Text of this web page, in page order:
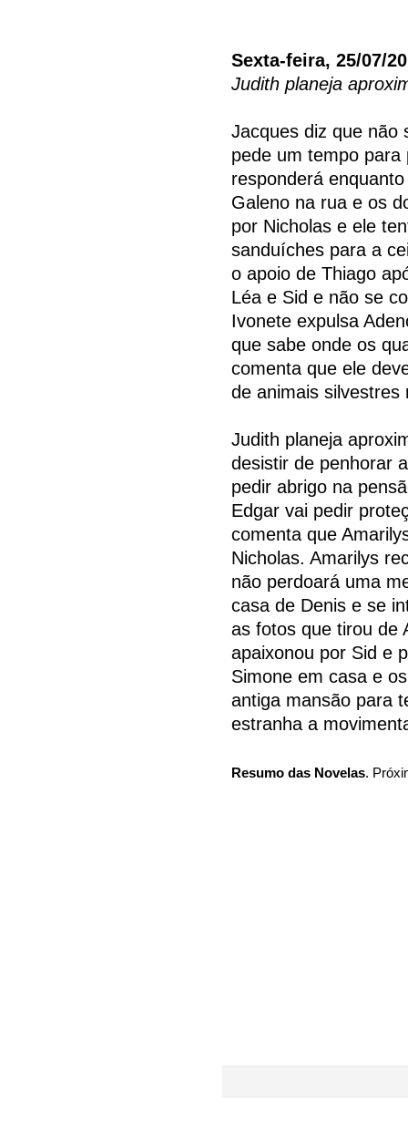
Sexta-feira, 25/07/
Judith planeja
Jacques diz que não
pede um tempo
responderá
Galeno na rua e os
por Nicholas e ele
sanduíches para a
o apoio de Thiago
Léa e Sid e não se
Ivonete expulsa
que sabe onde os
comenta que ele
de animais
Judith planeja
desistir de penhorar
pedir abrigo na
Edgar vai pedir
comenta que
Nicholas. Amarilys
não perdoará uma
casa de Denis e se
as fotos que tirou de
apaixonou por Sid e
Simone em casa e
antiga mansão para
estranha a
Resumo das Novelas.